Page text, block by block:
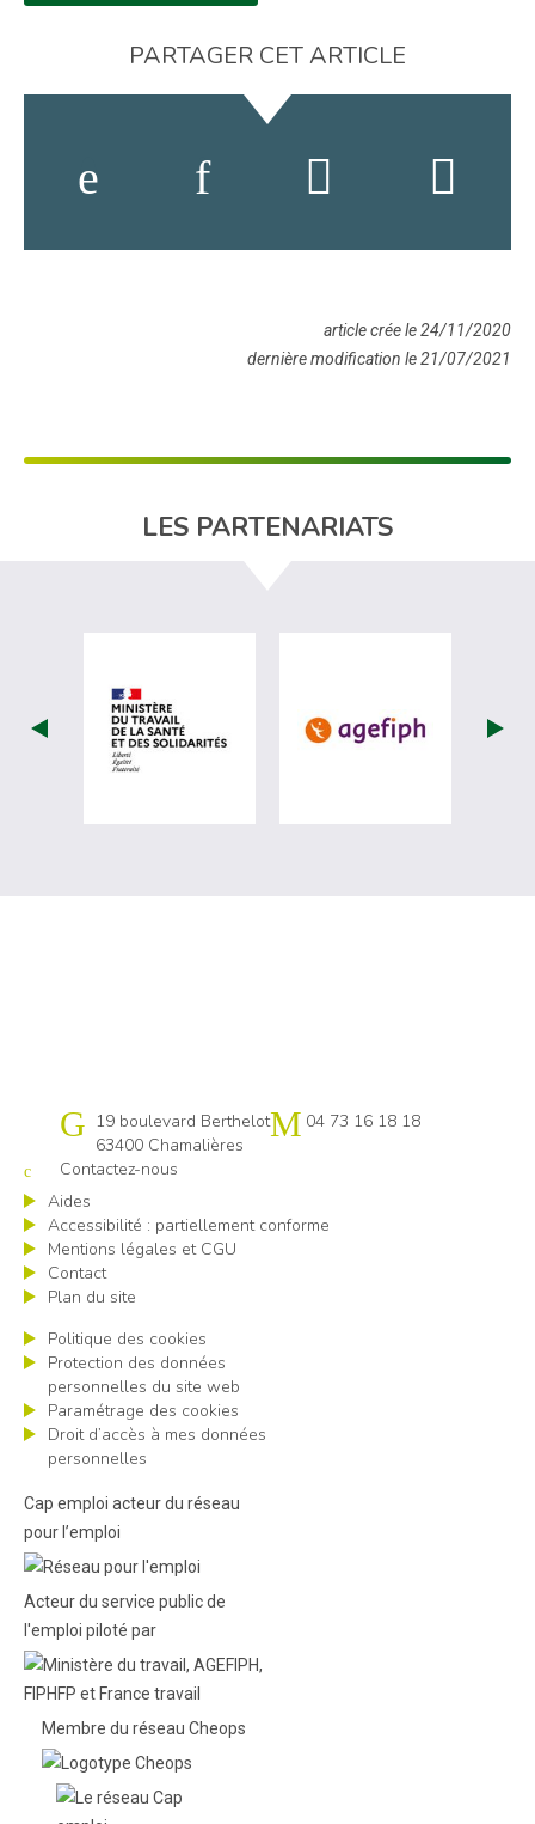
PARTAGER CET ARTICLE
article crée le 24/11/2020
dernière modification le 21/07/2021
LES PARTENARIATS
visiter les site de Ministère du travail
visiter les
Cap emploi 63
19 boulevard Berthelot
63400 Chamalières
04 73 16 18 18
Contactez-nous
Aides
Accessibilité : partiellement conforme
Mentions légales et CGU
Contact
Plan du site
Politique des cookies
Protection des données
personnelles du site web
Paramétrage des cookies
Droit d’accès à mes données
personnelles
Cap emploi acteur du réseau
pour l’emploi
Acteur du service public de
l'emploi piloté par
Membre du réseau Cheops